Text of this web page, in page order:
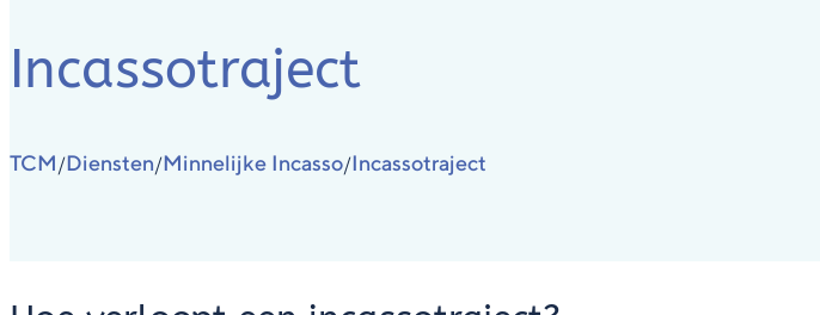
Incassotraject
TCM/Diensten/Minnelijke Incasso/Incassotraject